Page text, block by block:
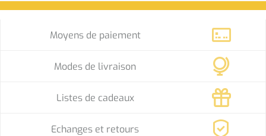
Moyens de paiement
Modes de livraison
Listes de cadeaux
Echanges et retours